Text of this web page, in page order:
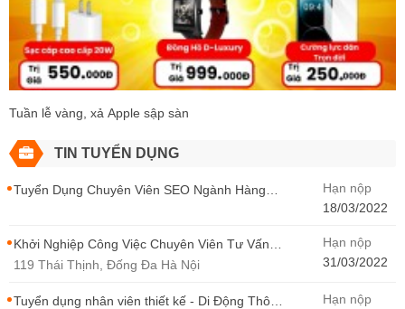
Tuần lễ vàng, xả Apple sập sàn
TIN TUYỂN DỤNG
Tuyển Dụng Chuyên Viên SEO Ngành Hàng
Hạn nộp
18/03/2022
Khởi Nghiệp Công Việc Chuyên Viên Tư Vấn
Bán Hàng Di Động Thông Minh
119 Thái Thịnh, Đống Đa Hà Nội
Hạn nộp
31/03/2022
Tuyển dụng nhân viên thiết kế - Di Động Thông
Hạn nộp